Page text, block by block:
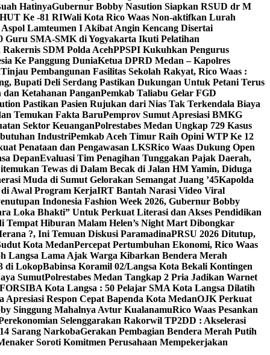
HatinyaGubernur Bobby Nasution Siapkan RSUD dr M
Ke -81 RIWali Kota Rico Waas Non-aktifkan Lurah
Lamteumen I Akibat Angin Kencang Disertai
Guru SMA-SMK di Yogyakarta Ikuti Pelatihan
SDM Polda AcehPPSPI Kukuhkan Pengurus
Ke Panggung DuniaKetua DPRD Medan – Kapolres
Tinjau Pembangunan Fasilitas Sekolah Rakyat, Rico Waas :
Bupati Deli Serdang Pastikan Dukungan Untuk Petani Terus
Ketahanan PanganPemkab Taliabu Gelar FGD
Pastikan Pasien Rujukan dari Nias Tak Terkendala Biaya
Temukan Fakta BaruPemprov Sumut Apresiasi BMKG
Sektor KeuanganPolrestabes Medan Ungkap 729 Kasus
IndustriPemkab Aceh Timur Raih Opini WTP Ke 12
Penataan dan Pengawasan LKSRico Waas Dukung Open
DepanEvaluasi Tim Penagihan Tunggakan Pajak Daerah,
Tewas di Dalam Becak di Jalan HM Yamin, Diduga
Muda di Sumut Gelorakan Semangat Juang ’45Kapolda
Awal Program KerjaIRT Bantah Narasi Video Viral
Indonesia Fashion Week 2026, Gubernur Bobby
Loka Bhakti” Untuk Perkuat Literasi dan Akses Pendidikan
Tempat Hiburan Malam Helen’s Night Mart Dibongkar
?, Ini Temuan Diskusi ParamadinaPRSU 2026 Ditutup,
Kota MedanPercepat Pertumbuhan Ekonomi, Rico Waas
Langsa Lama Ajak Warga Kibarkan Bendera Merah
di LokopBabinsa Koramil 02/Langsa Kota Bekali Kontingen
SumutPolrestabes Medan Tangkap 2 Pria Jadikan Warnet
Kota Langsa : 50 Pelajar SMA Kota Langsa Dilatih
Apresiasi Respon Cepat Bapenda Kota MedanOJK Perkuat
Singgung Mahalnya Avtur KualanamuRico Waas Pesankan
Selenggarakan Rakorwil TP2DD : Akselerasi
Sarang NarkobaGerakan Pembagian Bendera Merah Putih
Soroti Komitmen Perusahaan Mempekerjakan